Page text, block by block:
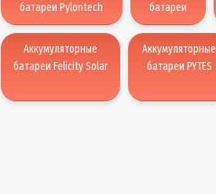
батареи Pylontech
батареи
Аккумуляторные
батареи Felicity Solar
Аккумуляторные
батареи PYTES